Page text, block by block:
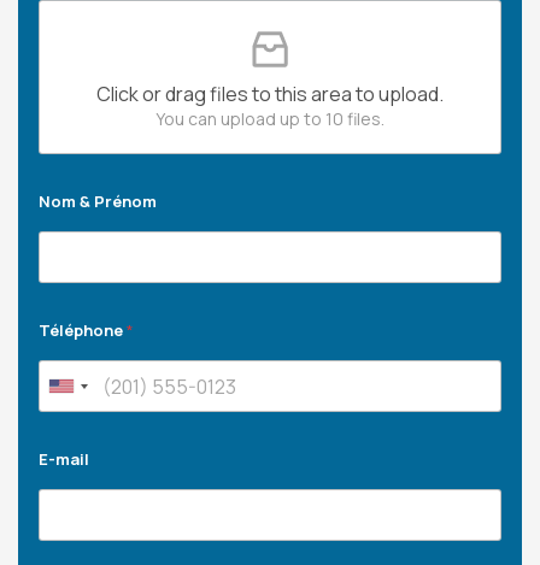
Click or drag files to this area to upload.
You can upload up to 10 files.
Nom & Prénom
Téléphone*
E-mail